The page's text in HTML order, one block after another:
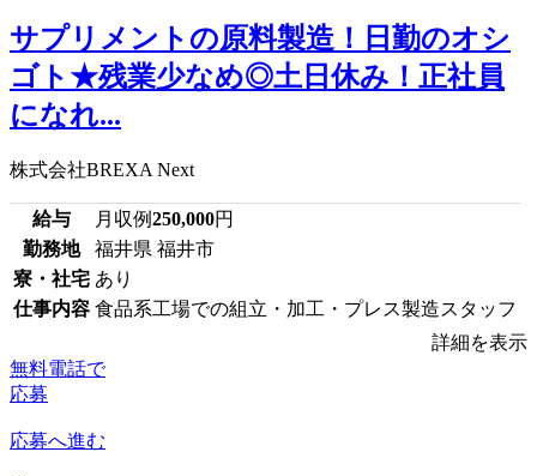
サプリメントの原料製造！日勤のオシ
ゴト★残業少なめ◎土日休み！正社員
になれ...
株式会社BREXA Next
給与 月収例250,000円
勤務地
福井県 福井市
寮・社宅 あり
仕事内容 食品系工場での組立・加工・プレス製造スタッフ
詳細を表示
無料電話で
応募
応募へ進む